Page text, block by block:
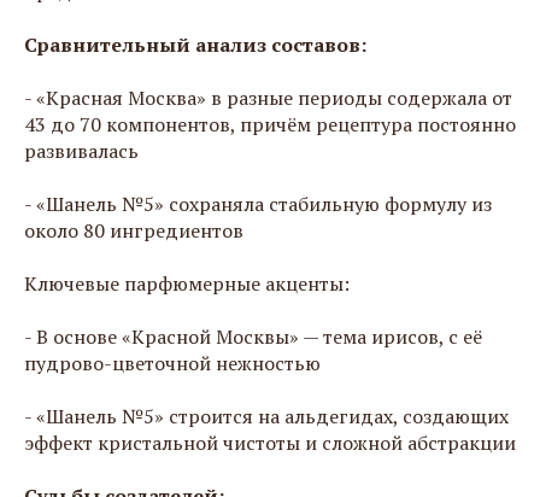
Сравнительный анализ составов:
- «Красная Москва» в разные периоды содержала от
43 до 70 компонентов, причём рецептура постоянно
развивалась
- «Шанель №5» сохраняла стабильную формулу из
около 80 ингредиентов
Ключевые парфюмерные акценты:
- В основе «Красной Москвы» — тема ирисов, с её
пудрово-цветочной нежностью
- «Шанель №5» строится на альдегидах, создающих
эффект кристальной чистоты и сложной абстракции